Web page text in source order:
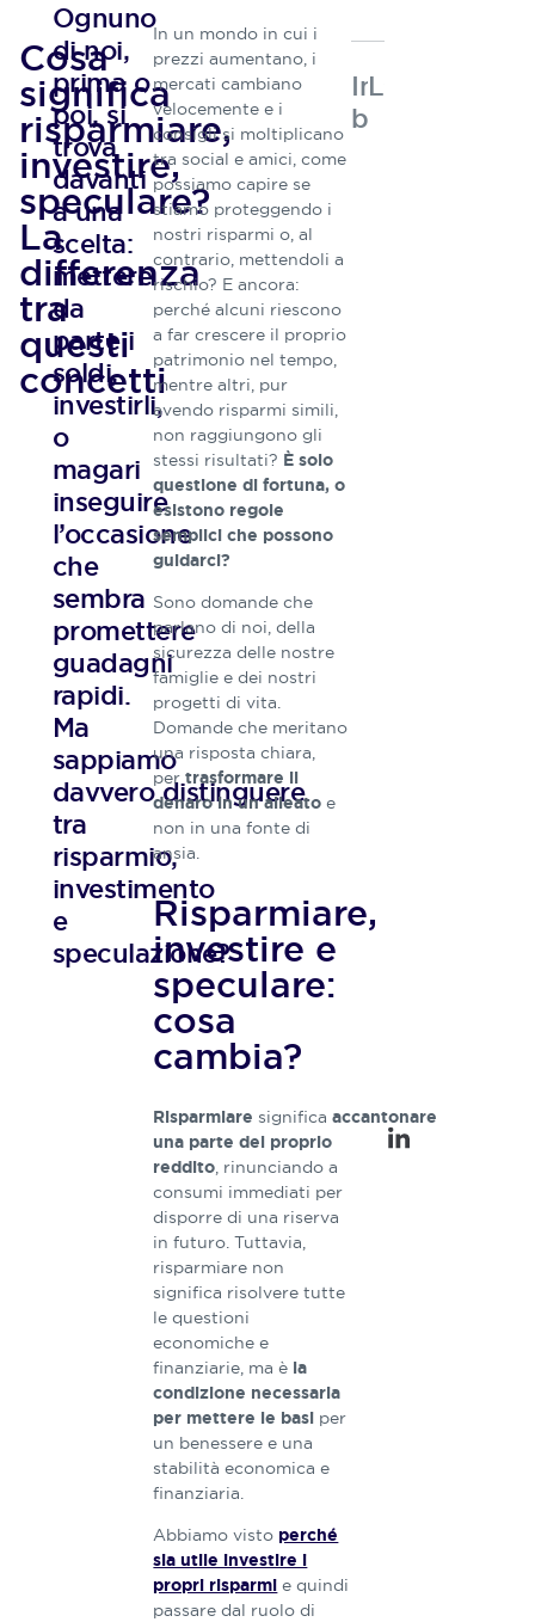
Cosa
significa
risparmiare,
investire,
speculare?
La
differenza
tra
questi
concetti
Ognuno
di noi,
prima o
poi, si
trova
davanti
a una
scelta:
mettere
da
parte i
soldi,
investirli,
o
magari
inseguire
l’occasione
che
sembra
promettere
guadagni
rapidi.
Ma
sappiamo
davvero distinguere
tra
risparmio,
investimento
e
speculazione?
In un mondo in cui i
prezzi aumentano, i
mercati cambiano
velocemente e i
consigli si moltiplicano
tra social e amici, come
possiamo capire se
stiamo proteggendo i
nostri risparmi o, al
contrario, mettendoli a
rischio? E ancora:
perché alcuni riescono
a far crescere il proprio
patrimonio nel tempo,
mentre altri, pur
avendo risparmi simili,
non raggiungono gli
stessi risultati? È solo
questione di fortuna, o
esistono regole
semplici che possono
guidarci?
Sono domande che
parlano di noi, della
sicurezza delle nostre
famiglie e dei nostri
progetti di vita.
Domande che meritano
una risposta chiara,
pertrasformare il
denaro in un alleato e
non in una fonte di
ansia.
Risparmiare,
investire e
speculare:
cosa
cambia?
Risparmiare significaaccantonare
una parte del proprio
reddito, rinunciando a
consumi immediati per
disporre di una riserva
in futuro. Tuttavia,
risparmiare non
significa risolvere tutte
le questioni
economiche e
finanziarie, ma è la
condizione necessaria
per mettere le basi per
un benessere e una
stabilità economica e
finanziaria.
Abbiamo visto perché
sia utile investire i
propri risparmi e quindi
passare dal ruolo di
Indicazioni
bibliografiche
L’autore